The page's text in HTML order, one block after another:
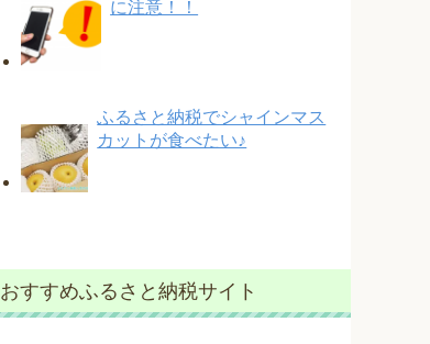
に注意！！
ふるさと納税でシャインマス
カットが食べたい♪
おすすめふるさと納税サイト